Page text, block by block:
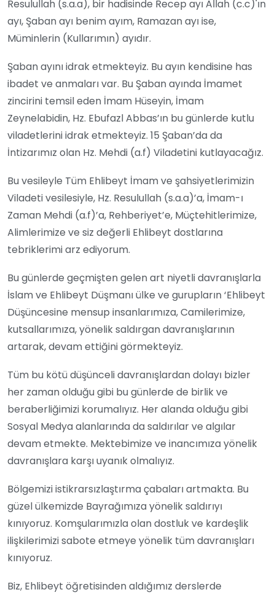
Resulullah (s.a.a), bir hadisinde Recep ayı Allah (c.c)'ın
ayı, Şaban ayı benim ayım, Ramazan ayı ise,
Müminlerin (Kullarımın) ayıdır.
Şaban ayını idrak etmekteyiz. Bu ayın kendisine has
ibadet ve anmaları var. Bu Şaban ayında İmamet
zincirini temsil eden İmam Hüseyin, İmam
Zeynelabidin, Hz. Ebufazl Abbas’ın bu günlerde kutlu
viladetlerini idrak etmekteyiz. 15 Şaban’da da
İntizarımız olan Hz. Mehdi (a.f) Viladetini kutlayacağız.
Bu vesileyle Tüm Ehlibeyt İmam ve şahsiyetlerimizin
Viladeti vesilesiyle, Hz. Resulullah (s.a.a)’a, İmam-ı
Zaman Mehdi (a.f)’a, Rehberiyet’e, Müçtehitlerimize,
Alimlerimize ve siz değerli Ehlibeyt dostlarına
tebriklerimi arz ediyorum.
Bu günlerde geçmişten gelen art niyetli davranışlarla
İslam ve Ehlibeyt Düşmanı ülke ve gurupların ‘Ehlibeyt
Düşüncesine mensup insanlarımıza, Camilerimize,
kutsallarımıza, yönelik saldırgan davranışlarının
artarak, devam ettiğini görmekteyiz.
Tüm bu kötü düşünceli davranışlardan dolayı bizler
her zaman olduğu gibi bu günlerde de birlik ve
beraberliğimizi korumalıyız. Her alanda olduğu gibi
Sosyal Medya alanlarında da saldırılar ve algılar
devam etmekte. Mektebimize ve inancımıza yönelik
davranışlara karşı uyanık olmalıyız.
Bölgemizi istikrarsızlaştırma çabaları artmakta. Bu
güzel ülkemizde Bayrağımıza yönelik saldırıyı
kınıyoruz. Komşularımızla olan dostluk ve kardeşlik
ilişkilerimizi sabote etmeye yönelik tüm davranışları
kınıyoruz.
Biz, Ehlibeyt öğretisinden aldığımız derslerde